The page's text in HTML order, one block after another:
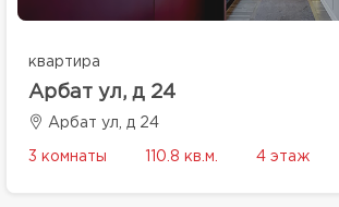
квартира
Арбат ул, д 24
Арбат ул, д 24
3 комнаты 110.8 кв.м. 4 этаж